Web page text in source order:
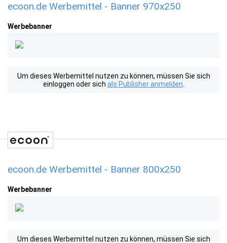
ecoon.de Werbemittel - Banner 970x250
Werbebanner
Um dieses Werbemittel nutzen zu können, müssen Sie sich
einloggen oder sich als Publisher anmelden
ecoon.de Werbemittel - Banner 800x250
Werbebanner
Um dieses Werbemittel nutzen zu können, müssen Sie sich